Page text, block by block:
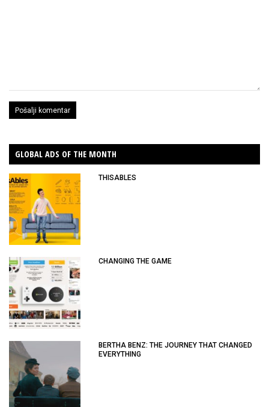
GLOBAL ADS OF THE MONTH
THISABLES
CHANGING THE GAME
BERTHA BENZ: THE JOURNEY THAT CHANGED
EVERYTHING